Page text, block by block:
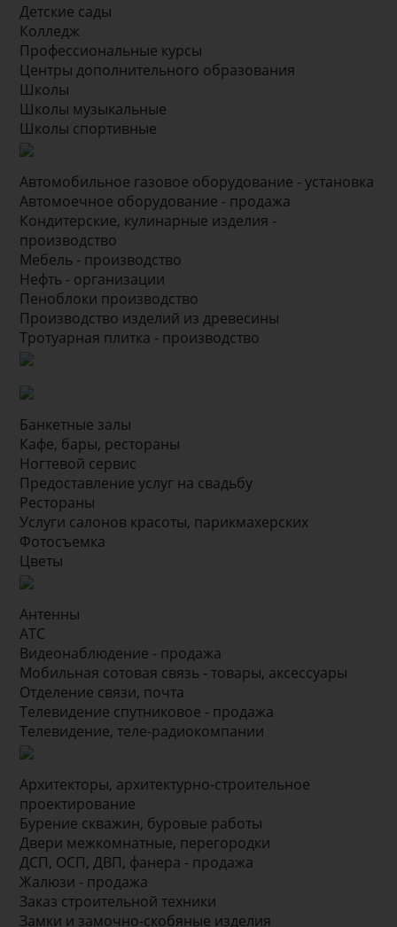
Детские сады
Колледж
Профессиональные курсы
Центры дополнительного образования
Школы
Школы музыкальные
Школы спортивные
Автомобильное газовое оборудование - установка
Автомоечное оборудование - продажа
Кондитерские, кулинарные изделия -
производство
Мебель - производство
Нефть - организации
Пеноблоки производство
Производство изделий из древесины
Тротуарная плитка - производство
Банкетные залы
Кафе, бары, рестораны
Ногтевой сервис
Предоставление услуг на свадьбу
Рестораны
Услуги салонов красоты, парикмахерских
Фотосъемка
Цветы
Антенны
АТС
Видеонаблюдение - продажа
Мобильная сотовая связь - товары, аксессуары
Отделение связи, почта
Телевидение спутниковое - продажа
Телевидение, теле-радиокомпании
Архитекторы, архитектурно-строительное
проектирование
Бурение скважин, буровые работы
Двери межкомнатные, перегородки
ДСП, ОСП, ДВП, фанера - продажа
Жалюзи - продажа
Заказ строительной техники
Замки и замочно-скобяные изделия